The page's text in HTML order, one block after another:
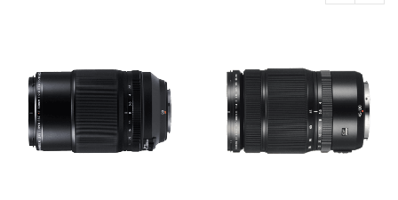
WP Captcha
PASSWORT VERGESSEN?